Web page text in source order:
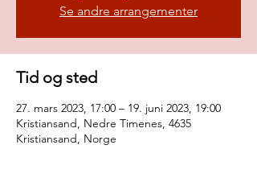
Se andre arrangementer
Tid og sted
27. mars 2023, 17:00 – 19. juni 2023, 19:00
Kristiansand, Nedre Timenes, 4635
Kristiansand, Norge